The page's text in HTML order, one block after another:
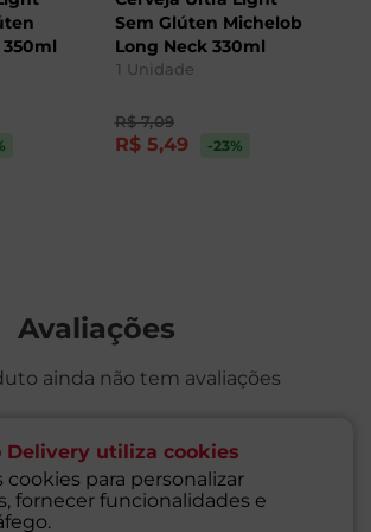
Delivery utiliza cookies
cookies para personalizar
fornecer funcionalidades e
Sem Glúten Michelob
Long Neck 330ml
1 Unidade
R$ 7,09
R$ 5,49 -23%
Avaliações
ainda não tem avaliações
O PRIMEIRO A AVALIAR